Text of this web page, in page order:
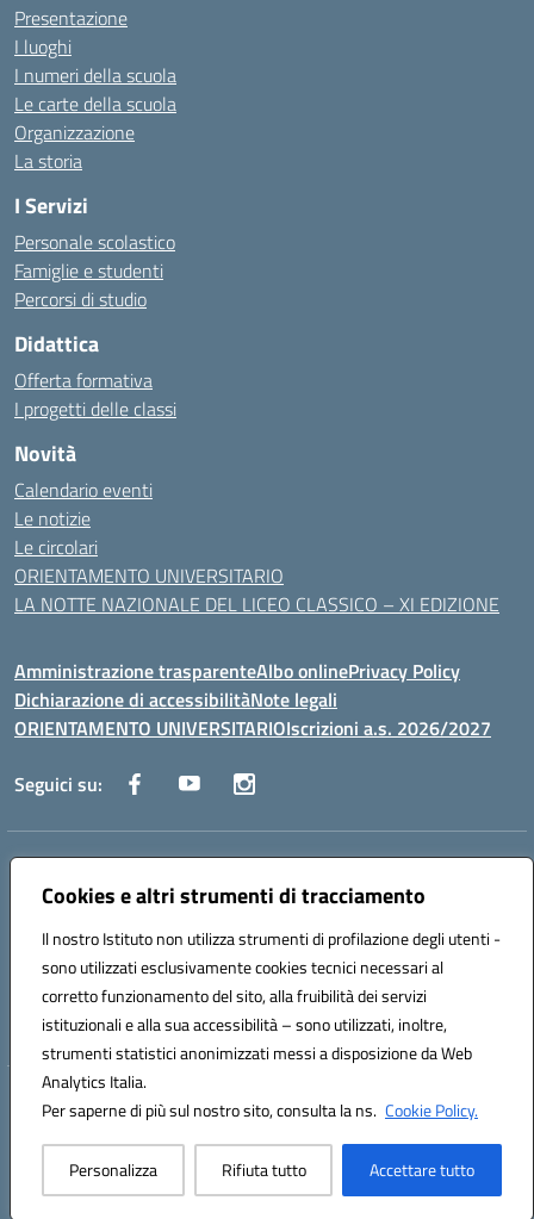
Cookies e altri strumenti di tracciamento
Il nostro Istituto non utilizza strumenti di profilazione degli utenti -
sono utilizzati esclusivamente cookies tecnici necessari al
corretto funzionamento del sito, alla fruibilità dei servizi
istituzionali e alla sua accessibilità – sono utilizzati, inoltre,
strumenti statistici anonimizzati messi a disposizione da Web
Analytics Italia.
Per saperne di più sul nostro sito, consulta la ns. Cookie Policy.
Personalizza Rifiuta tutto Accettare tutto
Presentazione
I luoghi
I numeri della scuola
Le carte della scuola
Organizzazione
La storia
I Servizi
Personale scolastico
Famiglie e studenti
Percorsi di studio
Didattica
Offerta formativa
I progetti delle classi
Novità
Calendario eventi
Le notizie
Le circolari
ORIENTAMENTO UNIVERSITARIO
LA NOTTE NAZIONALE DEL LICEO CLASSICO – XI EDIZIONE
Amministrazione trasparenteAlbo onlinePrivacy Policy
Dichiarazione di accessibilitàNote legali
ORIENTAMENTO UNIVERSITARIOIscrizioni a.s. 2026/2027
Seguici su:
Indirizzo:
Centralino:0882 331218 Email:fgps210002@istruzione.it
Codice fiscale: 93071630714
Codice meccanografico:
FGPS210002
Codice unico di fatturazione (CUF): UF7W9K
Hosting & Powered by 3D Solution S.r.l.
Concept & Design by Designers Italia